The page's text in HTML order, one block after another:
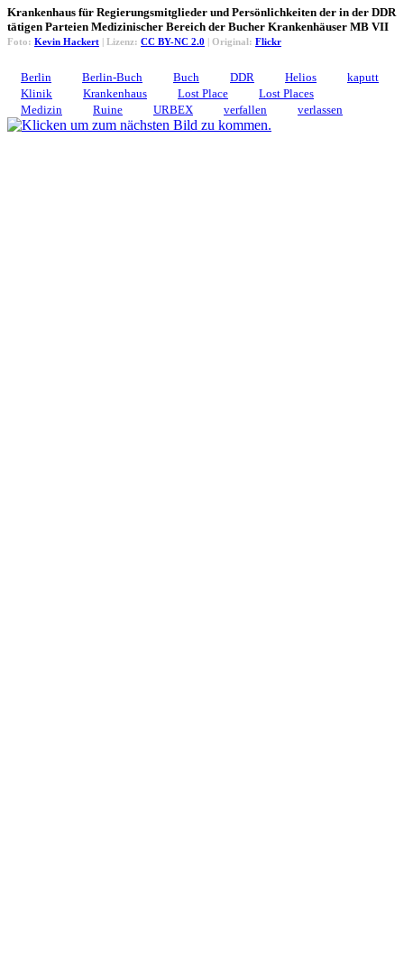
Krankenhaus für Regierungsmitglieder und Persönlichkeiten der in der DDR
tätigen Parteien Medizinischer Bereich der Bucher Krankenhäuser MB VII
Foto: Kevin Hackert | Lizenz: CC BY-NC 2.0 | Original: Flickr
Berlin Berlin-Buch Buch DDR Helios
kaputt
Klinik
Krankenhaus Lost Place
Lost Places
Medizin
Ruine URBEX verfallen verlassen